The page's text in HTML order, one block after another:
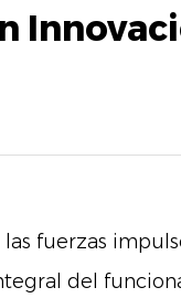
fuerzas
del